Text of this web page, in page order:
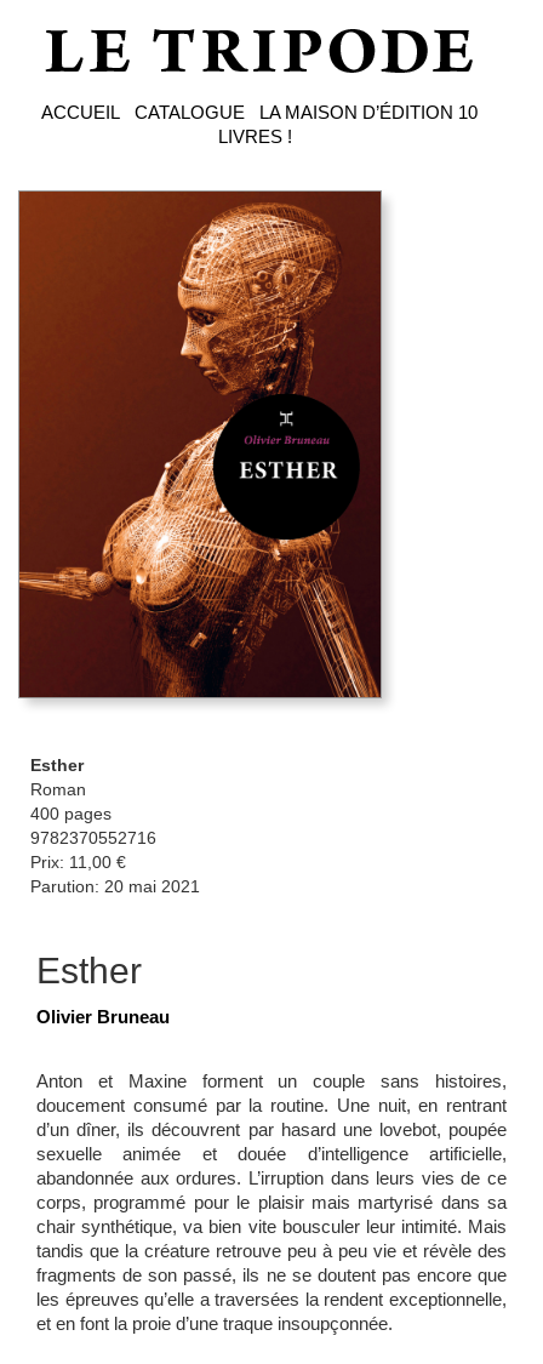
ACCUEIL CATALOGUE LA MAISON D’ÉDITION 10
LIVRES !
Esther
Roman
400 pages
9782370552716
Prix: 11,00 €
Parution: 20 mai 2021
Esther
Olivier Bruneau
Anton et Maxine forment un couple sans histoires,
doucement consumé par la routine. Une nuit, en rentrant
d’un dîner, ils découvrent par hasard une lovebot, poupée
sexuelle animée et douée d’intelligence artificielle,
abandonnée aux ordures. L’irruption dans leurs vies de ce
corps, programmé pour le plaisir mais martyrisé dans sa
chair synthétique, va bien vite bousculer leur intimité. Mais
tandis que la créature retrouve peu à peu vie et révèle des
fragments de son passé, ils ne se doutent pas encore que
les épreuves qu’elle a traversées la rendent exceptionnelle,
et en font la proie d’une traque insoupçonnée.